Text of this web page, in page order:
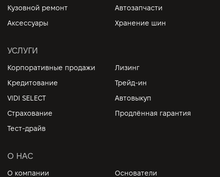
Кузовной ремонт
Автозапчасти
Аксессуары
Хранение шин
УСЛУГИ
Корпоративные продажи
Лизинг
Кредитование
Трейд-ин
VIDI SELECT
Автовыкуп
Страхование
Продлённая гарантия
Тест-драйв
О НАС
О компании Основатели